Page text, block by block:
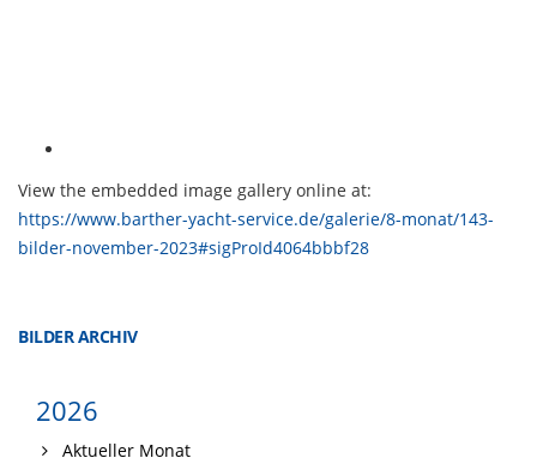
View the embedded image gallery online at:
https://www.barther-yacht-service.de/galerie/8-monat/143-
bilder-november-2023#sigProId4064bbbf28
BILDER ARCHIV
2026
Aktueller Monat